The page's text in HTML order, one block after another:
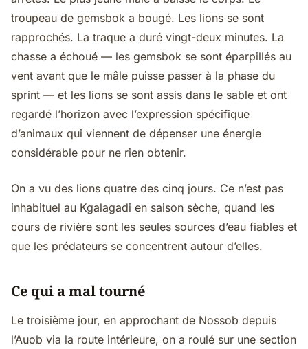
troupeau de gemsbok a bougé. Les lions se sont
rapprochés. La traque a duré vingt-deux minutes. La
chasse a échoué — les gemsbok se sont éparpillés au
vent avant que le mâle puisse passer à la phase du
sprint — et les lions se sont assis dans le sable et ont
regardé l’horizon avec l’expression spécifique
d’animaux qui viennent de dépenser une énergie
considérable pour ne rien obtenir.
On a vu des lions quatre des cinq jours. Ce n’est pas
inhabituel au Kgalagadi en saison sèche, quand les
cours de rivière sont les seules sources d’eau fiables et
que les prédateurs se concentrent autour d’elles.
Ce qui a mal tourné
Le troisième jour, en approchant de Nossob depuis
l’Auob via la route intérieure, on a roulé sur une section